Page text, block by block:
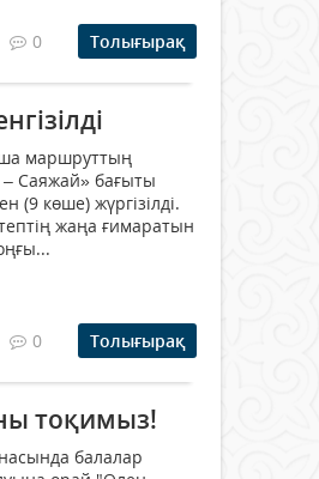
0 Толығырақ
маршруттың
– Саяжай» бағыты
(9 көше) жүргізілді.
жаңа ғимаратын
0 Толығырақ
тоқимыз!
балалар